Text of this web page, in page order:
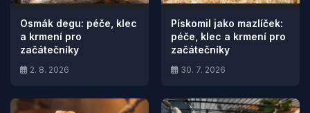
Osmák degu: péče, klec
a krmení pro
začátečníky
2. 8. 2026
Pískomil jako mazlíček:
péče, klec a krmení pro
začátečníky
30. 7. 2026